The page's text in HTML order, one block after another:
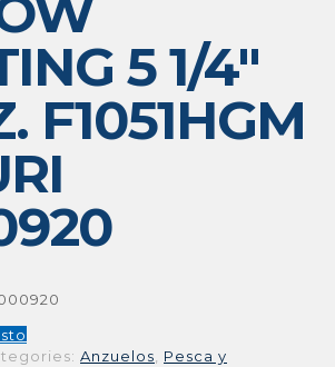
5 1/4″
F1051HGM
Anzuelos
Pesca y